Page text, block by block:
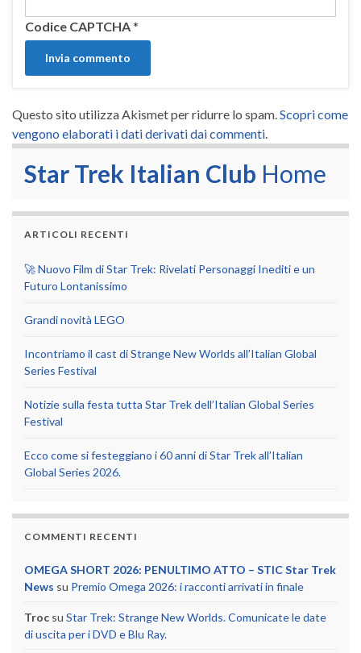
Codice CAPTCHA*
Questo sito utilizza Akismet per ridurre lo spam. Scopri come
vengono elaborati i dati derivati dai commenti
Star Trek Italian Club Home
ARTICOLI RECENTI
🚀 Nuovo Film di Star Trek: Rivelati Personaggi Inediti e un
Futuro Lontanissimo
Grandi novità LEGO
Incontriamo il cast di Strange New Worlds all’Italian Global
Series Festival
Notizie sulla festa tutta Star Trek dell’Italian Global Series
Festival
Ecco come si festeggiano i 60 anni di Star Trek all’Italian
Global Series 2026.
COMMENTI RECENTI
OMEGA SHORT 2026: PENULTIMO ATTO – STIC Star Trek
News su Premio Omega 2026: i racconti arrivati in finale
Troc su Star Trek: Strange New Worlds. Comunicate le date
di uscita per i DVD e Blu Ray.